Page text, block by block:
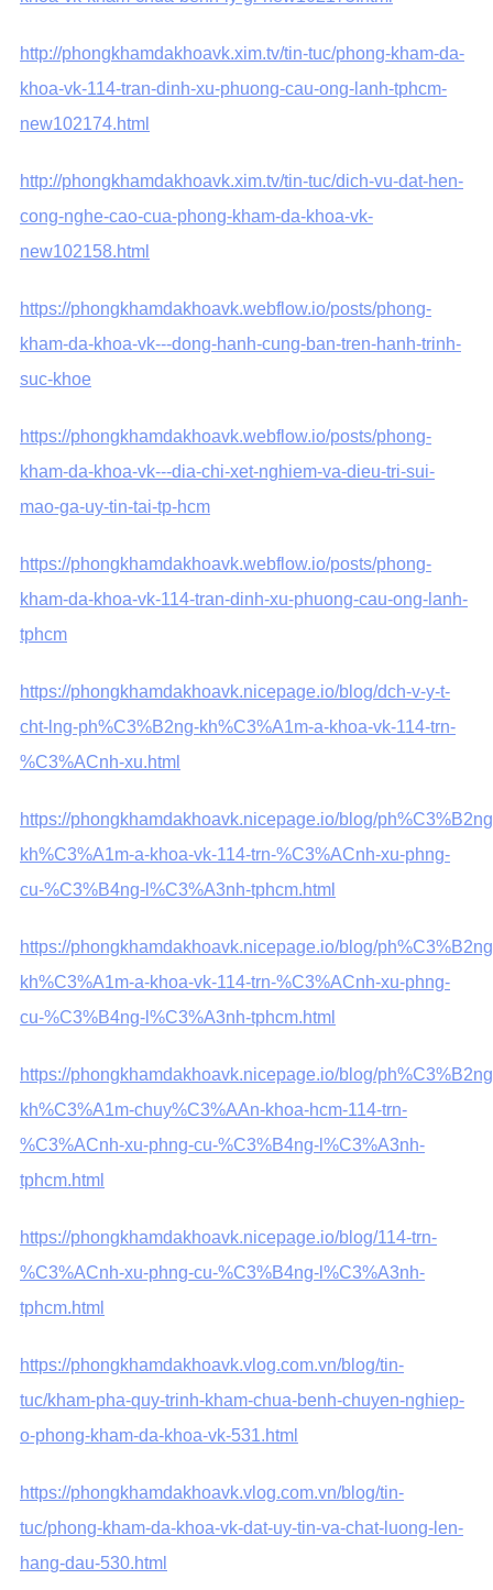
http://phongkhamdakhoavk.xim.tv/tin-tuc/phong-kham-da-
khoa-vk-114-tran-dinh-xu-phuong-cau-ong-lanh-tphcm-
new102174.html
http://phongkhamdakhoavk.xim.tv/tin-tuc/dich-vu-dat-hen-
cong-nghe-cao-cua-phong-kham-da-khoa-vk-
new102158.html
https://phongkhamdakhoavk.webflow.io/posts/phong-
kham-da-khoa-vk---dong-hanh-cung-ban-tren-hanh-trinh-
suc-khoe
https://phongkhamdakhoavk.webflow.io/posts/phong-
kham-da-khoa-vk---dia-chi-xet-nghiem-va-dieu-tri-sui-
mao-ga-uy-tin-tai-tp-hcm
https://phongkhamdakhoavk.webflow.io/posts/phong-
kham-da-khoa-vk-114-tran-dinh-xu-phuong-cau-ong-lanh-
tphcm
https://phongkhamdakhoavk.nicepage.io/blog/dch-v-y-t-
cht-lng-ph%C3%B2ng-kh%C3%A1m-a-khoa-vk-114-trn-
%C3%ACnh-xu.html
https://phongkhamdakhoavk.nicepage.io/blog/
kh%C3%A1m-a-khoa-vk-114-trn-%C3%ACnh-xu-phng-
cu-%C3%B4ng-l%C3%A3nh-tphcm.html
https://phongkhamdakhoavk.nicepage.io/blog/
kh%C3%A1m-a-khoa-vk-114-trn-%C3%ACnh-xu-phng-
cu-%C3%B4ng-l%C3%A3nh-tphcm.html
https://phongkhamdakhoavk.nicepage.io/blog/
kh%C3%A1m-chuy%C3%AAn-khoa-hcm-114-trn-
%C3%ACnh-xu-phng-cu-%C3%B4ng-l%C3%A3nh-
tphcm.html
https://phongkhamdakhoavk.nicepage.io/blog/114-trn-
%C3%ACnh-xu-phng-cu-%C3%B4ng-l%C3%A3nh-
tphcm.html
https://phongkhamdakhoavk.vlog.com.vn/blog/tin-
tuc/kham-pha-quy-trinh-kham-chua-benh-chuyen-nghiep-
o-phong-kham-da-khoa-vk-531.html
https://phongkhamdakhoavk.vlog.com.vn/blog/tin-
tuc/phong-kham-da-khoa-vk-dat-uy-tin-va-chat-luong-len-
hang-dau-530.html